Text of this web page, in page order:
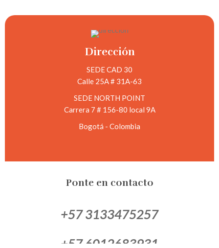
Dirección
SEDE CAD 30
Calle 25A # 31A-63
SEDE NORTH POINT
Carrera 7 # 156-80 local 9A
Bogotá - Colombia
Ponte en contacto
+57 3133475257
+57 6012683931